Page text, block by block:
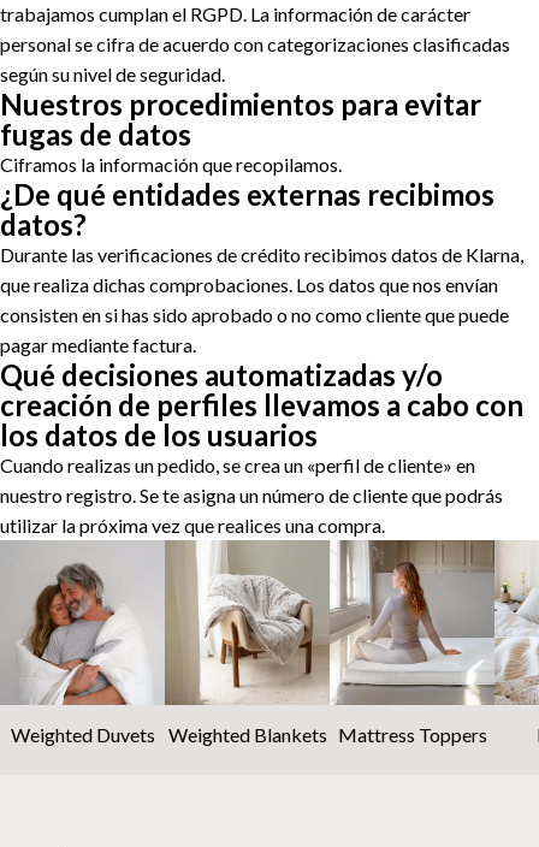
trabajamos cumplan el RGPD. La información de carácter
personal se cifra de acuerdo con categorizaciones clasificadas
según su nivel de seguridad.
Nuestros procedimientos para evitar
fugas de datos
Ciframos la información que recopilamos.
¿De qué entidades externas recibimos
datos?
Durante las verificaciones de crédito recibimos datos de Klarna,
que realiza dichas comprobaciones. Los datos que nos envían
consisten en si has sido aprobado o no como cliente que puede
pagar mediante factura.
Qué decisiones automatizadas y/o
creación de perfiles llevamos a cabo con
los datos de los usuarios
Cuando realizas un pedido, se crea un «perfil de cliente» en
nuestro registro. Se te asigna un número de cliente que podrás
utilizar la próxima vez que realices una compra.
Weighted Duvets Weighted Blankets Mattress Toppers